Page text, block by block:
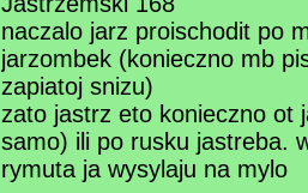
naczalo jarz proischodit po
jarzombek (konieczno mb
zapiatoj snizu)
zato jastrz eto konieczno ot
samo) ili po rusku jastreba.
rymuta ja wysylaju na mylo